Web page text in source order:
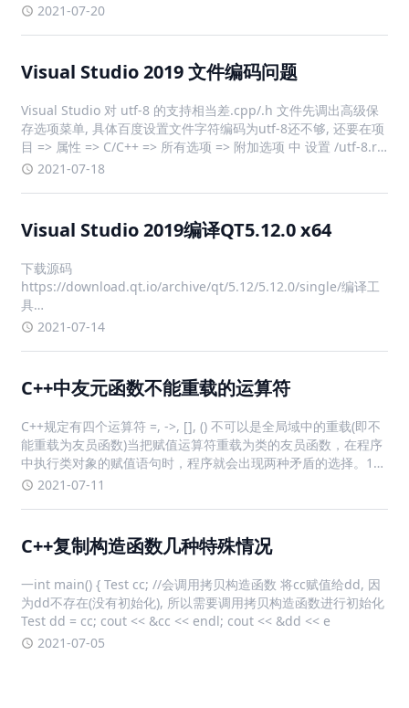
2021-07-20
Visual Studio 2019 文件编码问题
Visual Studio 对 utf-8 的支持相当差.cpp/.h 文件先调出高级保
存选项菜单, 具体百度设置文件字符编码为utf-8还不够, 还要在项
目 => 属性 => C/C++ => 所有选项 => 附加选项 中 设置 /utf-8.rc
文件默认编码gbk, 加了特殊字符无法显示然后改
2021-07-18
Visual Studio 2019编译QT5.12.0 x64
下载源码
https://download.qt.io/archive/qt/5.12/5.12.0/single/编译工
具
Perlhttps://strawberryperl.com/download/5.26.3.1/strawberry-
2021-07-14
C++中友元函数不能重载的运算符
C++规定有四个运算符 =, ->, [], () 不可以是全局域中的重载(即不
能重载为友员函数)当把赋值运算符重载为类的友员函数，在程序
中执行类对象的赋值语句时，程序就会出现两种矛盾的选择。1、
因为它认为类中并没有重载赋值运算符的成员函数，所以它根据
2021-07-11
C++复制构造函数几种特殊情况
一int main() { Test cc; //会调用拷贝构造函数 将cc赋值给dd, 因
为dd不存在(没有初始化), 所以需要调用拷贝构造函数进行初始化
Test dd = cc; cout << &cc << endl; cout << &dd << e
2021-07-05